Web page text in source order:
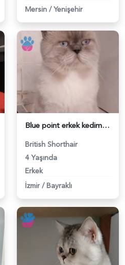
Mersin / Yenişehir
Blue point erkek kedimize dişi eş arıyoruz - 118984655
British Shorthair
4 Yaşında
Erkek
İzmir / Bayraklı